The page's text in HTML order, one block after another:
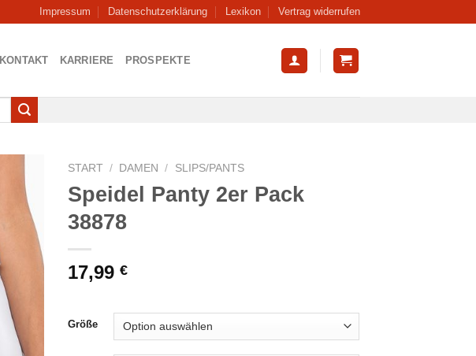
Impressum Datenschutzerklärung Lexikon Vertrag widerrufen
KONTAKT KARRIERE PROSPEKTE
START / DAMEN / SLIPS/PANTS
Speidel Panty 2er Pack
38878
17,99€
Größe